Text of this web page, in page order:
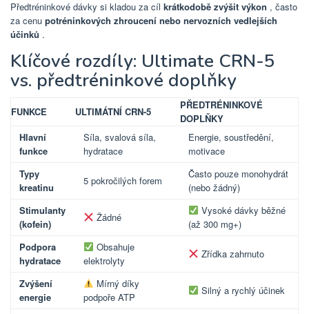
Předtréninkové dávky si kladou za cíl krátkodobě zvýšit výkon , často
za cenu potréninkových zhroucení nebo nervozních vedlejších
účinků .
Klíčové rozdíly: Ultimate CRN-5
vs. předtréninkové doplňky
FUNKCE ULTIMÁTNÍ CRN-5
PŘEDTRÉNINKOVÉ
DOPLŇKY
Hlavní
funkce
Síla, svalová síla,
hydratace
Energie, soustředění,
motivace
Typy
kreatinu
5 pokročilých forem
Často pouze monohydrát
(nebo žádný)
Stimulanty
(kofein)
Žádné
Vysoké dávky běžné
(až 300 mg+)
Podpora
hydratace
Obsahuje
elektrolyty
Zřídka zahrnuto
Zvýšení
energie
Mírný díky
podpoře ATP
Silný a rychlý účinek